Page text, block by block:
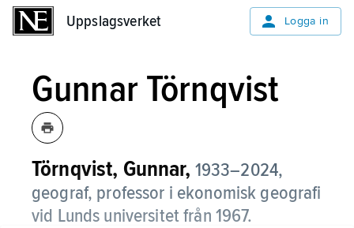
Uppslagsverket Logga in
Gunnar Törnqvist
Törnqvist, Gunnar, 1933–2024,
geograf, professor i ekonomisk geografi
vid Lunds universitet från 1967.